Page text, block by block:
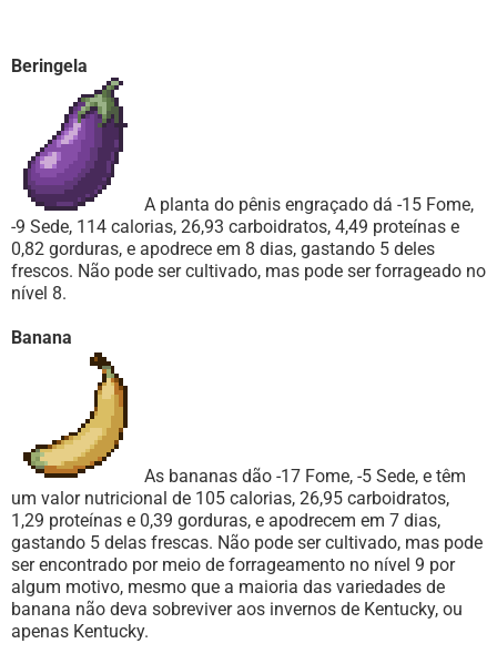
Beringela
A planta do pênis engraçado dá -15 Fome,
-9 Sede, 114 calorias, 26,93 carboidratos, 4,49 proteínas e
0,82 gorduras, e apodrece em 8 dias, gastando 5 deles
frescos. Não pode ser cultivado, mas pode ser forrageado no
nível 8.
Banana
As bananas dão -17 Fome, -5 Sede, e têm
um valor nutricional de 105 calorias, 26,95 carboidratos,
1,29 proteínas e 0,39 gorduras, e apodrecem em 7 dias,
gastando 5 delas frescas. Não pode ser cultivado, mas pode
ser encontrado por meio de forrageamento no nível 9 por
algum motivo, mesmo que a maioria das variedades de
banana não deva sobreviver aos invernos de Kentucky, ou
apenas Kentucky.